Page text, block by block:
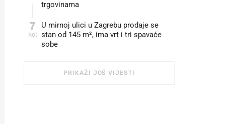
trgovinama
7
kol
U mirnoj ulici u Zagrebu prodaje se
stan od 145 m², ima vrt i tri spavaće
sobe
PRIKAŽI JOŠ VIJESTI